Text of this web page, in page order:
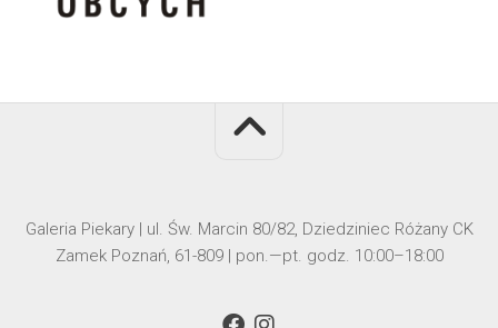
Galeria Piekary | ul. Św. Marcin 80/82, Dziedziniec Różany CK
Zamek Poznań, 61-809 | pon.—pt. godz. 10:00–18:00